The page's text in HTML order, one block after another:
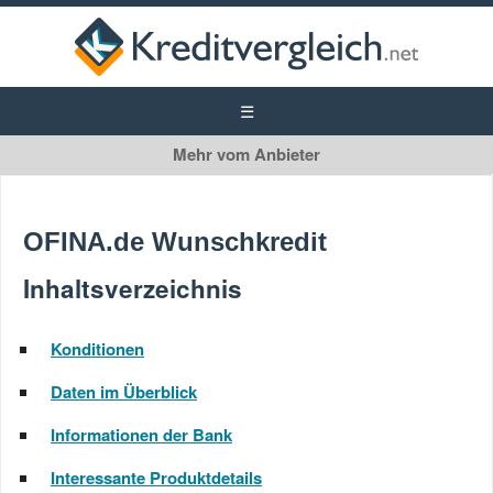
OFINA.de Wunschkredit
Inhaltsverzeichnis
Konditionen
Daten im Überblick
Informationen der Bank
Interessante Produktdetails